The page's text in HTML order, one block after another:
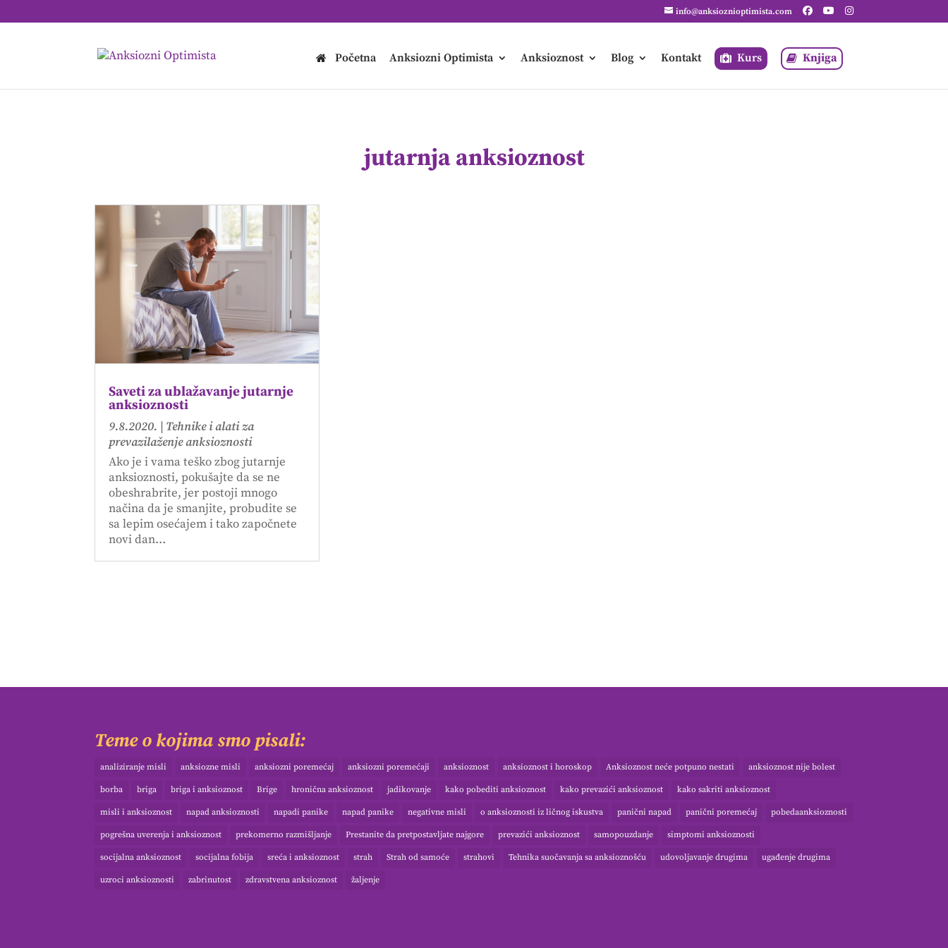
info@anksioznioptimista.com
Početna Anksiozni Optimista Anksioznost Blog Kontakt Kurs Knjiga
jutarnja anksioznost
Saveti za ublažavanje jutarnje
anksioznosti
9.8.2020. | Tehnike i alati za
prevazilaženje anksioznosti
Ako je i vama teško zbog jutarnje
anksioznosti, pokušajte da se ne
obeshrabrite, jer postoji mnogo
načina da je smanjite, probudite se
sa lepim osećajem i tako započnete
novi dan…
Teme o kojima smo pisali:
analiziranje misli anksiozne misli anksiozni poremećaj anksiozni poremećaji anksioznost anksioznost i horoskop Anksioznost neće potpuno nestati anksioznost nije bolest
borba briga briga i anksioznost Brige hronična anksioznost jadikovanje kako pobediti anksioznost kako prevazići anksioznost kako sakriti anksioznost
misli i anksioznost napad anksioznosti napadi panike napad panike negativne misli o anksioznosti iz ličnog iskustva panični napad panični poremećaj pobedaanksioznosti
pogrešna uverenja i anksioznost prekomerno razmišljanje Prestanite da pretpostavljate najgore prevazići anksioznost samopouzdanje simptomi anksioznosti
socijalna anksioznost socijalna fobija sreća i anksioznost strah Strah od samoće strahovi Tehnika suočavanja sa anksioznošću udovoljavanje drugima ugađenje drugima
uzroci anksioznosti zabrinutost zdravstvena anksioznost žaljenje